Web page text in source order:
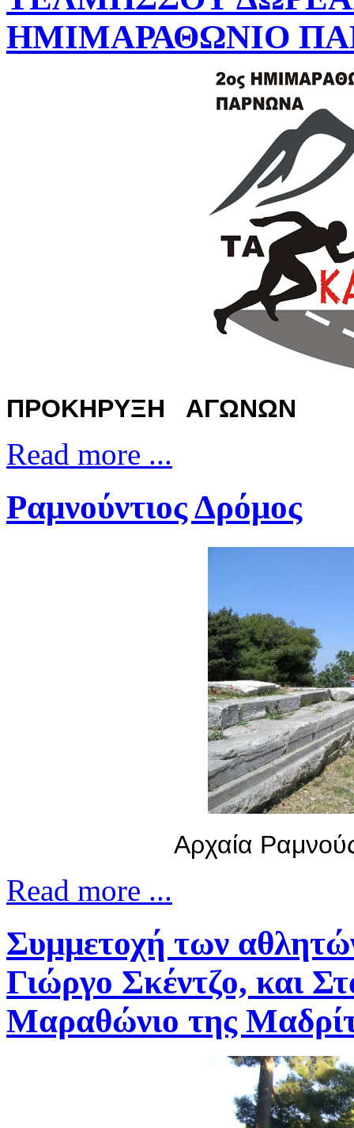
ΗΜΙΜΑΡΑΘΩΝΙΟ
ΠΡΟΚHΡΥΞΗ ΑΓΩΝΩΝ
Read more ...
Ραμνούντιος Δρόμος
Αρχαία
Read more ...
Συμμετοχή των
Γιώργο Σκέντζο, και
Μαραθώνιο της